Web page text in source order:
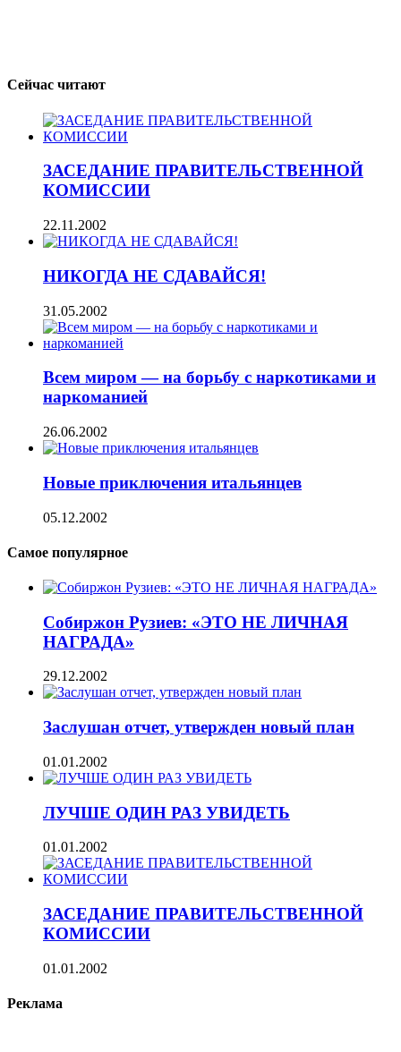
Сейчас читают
ЗАСЕДАНИЕ ПРАВИТЕЛЬСТВЕННОЙ
КОМИССИИ
22.11.2002
НИКОГДА НЕ СДАВАЙСЯ!
31.05.2002
Всем миром — на борьбу с наркотиками и
наркоманией
26.06.2002
Новые приключения итальянцев
05.12.2002
Самое популярное
Собиржон Рузиев: «ЭТО НЕ ЛИЧНАЯ
НАГРАДА»
29.12.2002
Заслушан отчет, утвержден новый план
01.01.2002
ЛУЧШЕ ОДИН РАЗ УВИДЕТЬ
01.01.2002
ЗАСЕДАНИЕ ПРАВИТЕЛЬСТВЕННОЙ
КОМИССИИ
01.01.2002
Реклама